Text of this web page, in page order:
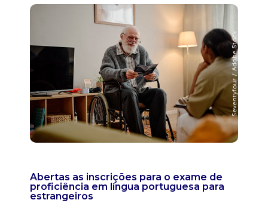
Abertas as inscrições para o exame de
proficiência em língua portuguesa para
estrangeiros